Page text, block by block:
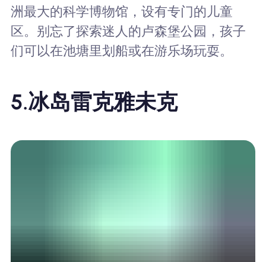
洲最大的科学博物馆，设有专门的儿童
区。别忘了探索迷人的卢森堡公园，孩子
们可以在池塘里划船或在游乐场玩耍。
5.冰岛雷克雅未克